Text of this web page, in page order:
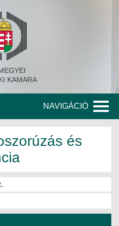
KAMARA
NAVIGÁCIÓ
és